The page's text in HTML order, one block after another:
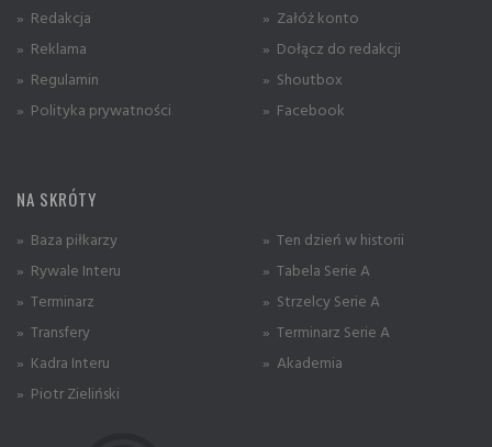
» Redakcja
» Reklama
» Regulamin
» Polityka prywatności
» Załóż konto
» Dołącz do redakcji
» Shoutbox
» Facebook
NA SKRÓTY
» Baza piłkarzy
» Rywale Interu
» Terminarz
» Transfery
» Kadra Interu
» Piotr Zieliński
» Ten dzień w historii
» Tabela Serie A
» Strzelcy Serie A
» Terminarz Serie A
» Akademia